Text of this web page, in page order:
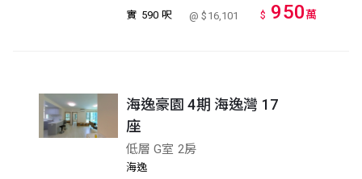
實 590 呎 @ $16,101 $ 950萬
海逸豪園 4期 海逸灣 17
座
低層 G室 2房
海逸